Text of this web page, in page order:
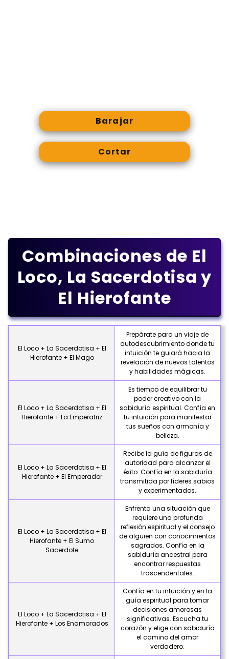
Barajar
Cortar
Combinaciones de El
Loco, La Sacerdotisa y
El Hierofante
El Loco + La Sacerdotisa + El
Hierofante + El Mago
Prepárate para un viaje de
autodescubrimiento donde tu
intuición te guiará hacia la
revelación de nuevos talentos
y habilidades mágicas.
El Loco + La Sacerdotisa + El
Hierofante + La Emperatriz
Es tiempo de equilibrar tu
poder creativo con la
sabiduría espiritual. Confía en
tu intuición para manifestar
tus sueños con armonía y
belleza.
El Loco + La Sacerdotisa + El
Hierofante + El Emperador
Recibe la guía de figuras de
autoridad para alcanzar el
éxito. Confía en la sabiduría
transmitida por líderes sabios
y experimentados.
El Loco + La Sacerdotisa + El
Hierofante + El Sumo
Sacerdote
Enfrenta una situación que
requiere una profunda
reflexión espiritual y el consejo
de alguien con conocimientos
sagrados. Confía en la
sabiduría ancestral para
encontrar respuestas
trascendentales.
El Loco + La Sacerdotisa + El
Hierofante + Los Enamorados
Confía en tu intuición y en la
guía espiritual para tomar
decisiones amorosas
significativas. Escucha tu
corazón y elige con sabiduría
el camino del amor
verdadero.